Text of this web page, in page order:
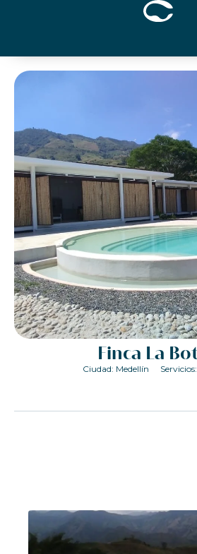
Finca La
Ciudad: Medellín Servicios: